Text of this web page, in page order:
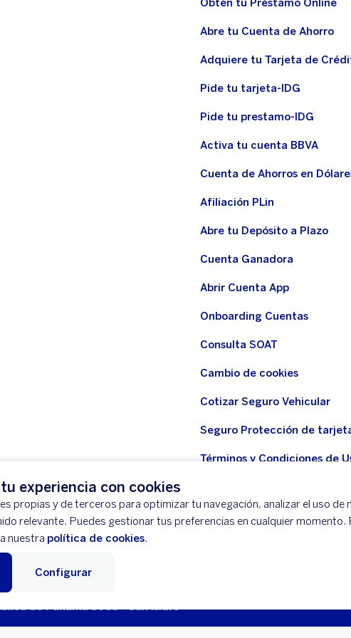
experiencia con cookies
propias y de terceros para optimizar tu navegación, analizar el uso de
relevante. Puedes gestionar tus preferencias en cualquier momento.
nuestra política de cookies.
Configurar
Obtén tu Préstamo Online
Abre tu Cuenta de Ahorro
Adquiere tu Tarjeta de
Pide tu tarjeta-IDG
Pide tu prestamo-IDG
Activa tu cuenta BBVA
Cuenta de Ahorros en
Afiliación PLin
Abre tu Depósito a Plazo
Cuenta Ganadora
Abrir Cuenta App
Onboarding Cuentas
Consulta SOAT
Cambio de cookies
Cotizar Seguro Vehicular
Seguro Protección de
Términos y Condiciones de
Seguro Protección de
Seguridad
de Panamá 3055 - San Isidro